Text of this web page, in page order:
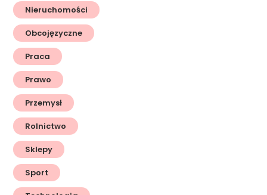
Nieruchomości
Obcojęzyczne
Praca
Prawo
Przemysł
Rolnictwo
Sklepy
Sport